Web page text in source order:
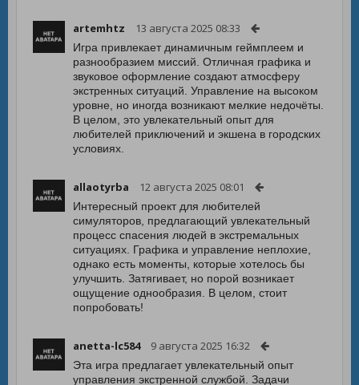
artemhtz 13 августа 2025 08:33
Игра привлекает динамичным геймплеем и
разнообразием миссий. Отличная графика и
звуковое оформление создают атмосферу
экстренных ситуаций. Управление на высоком
уровне, но иногда возникают мелкие недочёты.
В целом, это увлекательный опыт для
любителей приключений и экшена в городских
условиях.
allaotyrba 12 августа 2025 08:01
Интересный проект для любителей
симуляторов, предлагающий увлекательный
процесс спасения людей в экстремальных
ситуациях. Графика и управление неплохие,
однако есть моменты, которые хотелось бы
улучшить. Затягивает, но порой возникает
ощущение однообразия. В целом, стоит
попробовать!
anetta-lc584 9 августа 2025 16:32
Эта игра предлагает увлекательный опыт
управления экстренной службой. Задачи